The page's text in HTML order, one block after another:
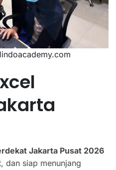
Jakarta Pusat 2026
dan siap menunjang